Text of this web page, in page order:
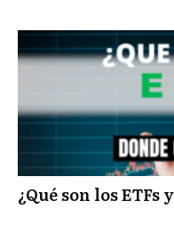
¿Qué son los